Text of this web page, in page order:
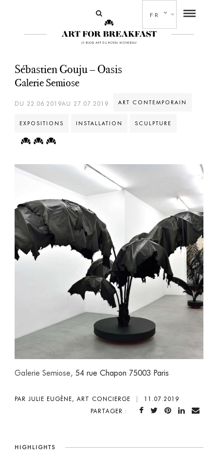
FR
Sébastien Gouju – Oasis
Galerie Semiose
DU 22.06.2019AU 27.07.2019 ART CONTEMPORAIN
EXPOSITIONS INSTALLATION SCULPTURE
Galerie Semiose, 54 rue Chapon 75003 Paris
PAR JULIE EUGÈNE, ART CONCIERGE
11.07.2019
PARTAGER :
HIGHLIGHTS